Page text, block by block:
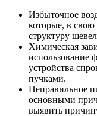
Избыточное
которые, в свою
структуру
Химическая
использование
устройства
пучками.
Неправильное
основными
выявить